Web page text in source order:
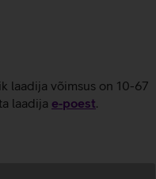
laadija võimsus on 10-67
laadija e‑poest.